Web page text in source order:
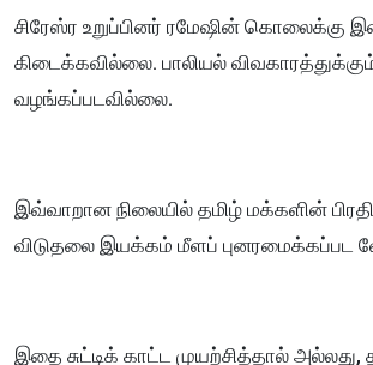
சிரேஸ்ர உறுப்பினர் ரமேஷின் கொலைக்கு
கிடைக்கவில்லை. பாலியல்
வழங்கப்படவில்லை.
இவ்வாறான நிலையில் தமிழ் மக்களின்
விடுதலை இயக்கம் மீளப் புனரமைக்கப்பட
இதை சுட்டிக் காட்ட முயற்சித்தால்